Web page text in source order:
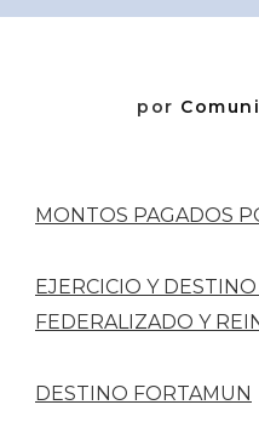
por
MONTOS PAGADOS
EJERCICIO Y
FEDERALIZADO Y
DESTINO FORTAMUN